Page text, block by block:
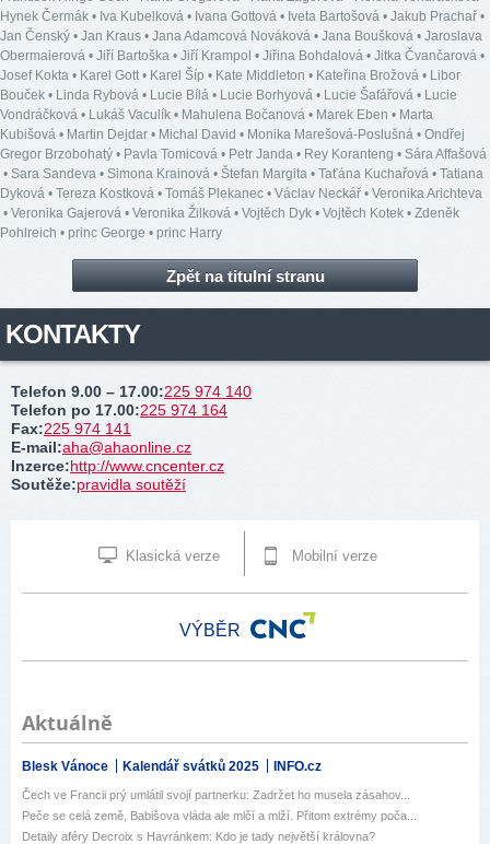
Hynek Čermák • Iva Kubelková • Ivana Gottová • Iveta Bartošová • Jakub Prachař •
Jan Čenský • Jan Kraus • Jana Adamcová Nováková • Jana Boušková • Jaroslava
Obermaierová • Jiří Bartoška • Jiří Krampol • Jiřina Bohdalová • Jitka Čvančarová •
Josef Kokta • Karel Gott• Karel Šíp • Kate Middleton • Kateřina Brožová • Libor
Bouček • Linda Rybová • Lucie Bílá • Lucie Borhyová • Lucie Šafářová • Lucie
Vondráčková • Lukáš Vaculík • Mahulena Bočanová • Marek Eben • Marta
Kubišová • Martin Dejdar • Michal David • Monika Marešová-Poslušná • Ondřej
Gregor Brzobohatý • Pavla Tomicová • Petr Janda • Rey Koranteng • Sára Affašová
• Sara Sandeva • Simona Krainová • Štefan Margita • Taťána Kuchařová • Tatiana
Dyková • Tereza Kostková • Tomáš Plekanec • Václav Neckář • Veronika Arichteva
• Veronika Gajerová • Veronika Žilková • Vojtěch Dyk • Vojtěch Kotek • Zdeněk
Pohlreich • princ George • princ Harry
Zpět na titulní stranu
KONTAKTY
Telefon 9.00 – 17.00:225 974 140
Telefon po 17.00:225 974 164
Fax:225 974 141
E-mail:aha@ahaonline.cz
Inzerce:http://www.cncenter.cz
Soutěže:pravidla soutěží
Klasická verze Mobilní verze
VÝBĚR
Aktuálně
Blesk Vánoce Kalendář svátků 2025 INFO.cz
Čech ve Francii prý umlátil svojí partnerku: Zadržet ho musela zásahov...
Peče se celá země, Babišova vláda ale mlčí a mlží. Přitom extrémy poča...
Detaily aféry Decroix s Havránkem: Kdo je tady největší královna?